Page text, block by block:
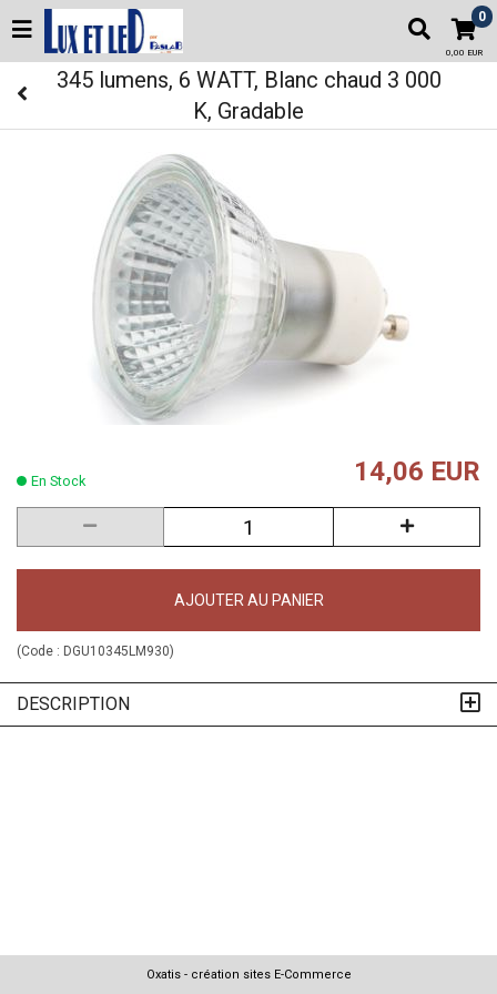
0
0,00 EUR
345 lumens, 6 WATT, Blanc chaud 3 000
K, Gradable
En Stock 14,06 EUR
AJOUTER AU PANIER
(Code : DGU10345LM930)
DESCRIPTION
Oxatis - création sites E-Commerce